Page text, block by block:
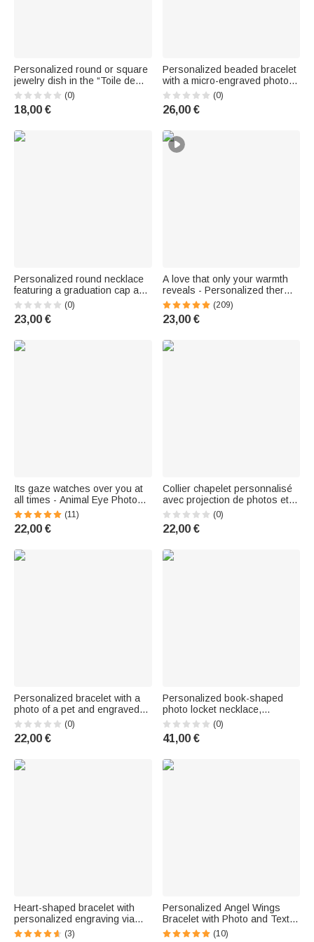
Personalized round or square
jewelry dish in the “Toile de
Jouy” style, featuring a portrait
of a pet and a first name – A
home decor item for everyday
(0)
18,00 €
Personalized beaded bracelet
with a micro-engraved photo
and a cross-shaped pendant
– Birthday or holiday gift for a
father, boy, or man
(0)
26,00 €
Personalized round necklace
featuring a graduation cap and
a birthstone, engraved with a
name, year, and a message.
An elegant piece of jewelry, a
2026
(0)
23,00 €
A love that only your warmth
reveals - Personalized thermal
photo - Bracelet: A gift of love
and friendship
(209)
23,00 €
Its gaze watches over you at
all times - Animal Eye Photo
Necklace with Personalized
Name - A commemorative gift
for friends and family
(11)
22,00 €
Collier chapelet personnalisé
avec projection de photos et
pendentif en forme de croix –
Bijou raffiné, cadeau de
baptême ou de première
catholiques
(0)
22,00 €
Personalized bracelet with a
photo of a pet and engraved
name – A birthday gift or
keepsake for pet owners and
animal lovers
(0)
22,00 €
Personalized book-shaped
photo locket necklace,
featuring birthstones for ages
3 to 12, first name, and
birthday – An everyday or
or a
(0)
41,00 €
Heart-shaped bracelet with
personalized engraving via
micro-projection and a photo –
(3)
Personalized Angel Wings
Bracelet with Photo and Text -
Heat-Activated Photo -
(10)